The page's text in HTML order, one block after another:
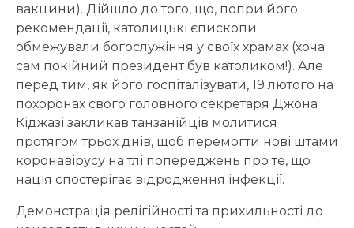
вакцини). Дійшло до того, що, попри його
рекомендації, католицькі єпископи
обмежували богослужіння у своїх храмах (хоча
сам покійний президент був католиком!). Але
перед тим, як його госпіталізувати, 19 лютого на
похоронах свого головного секретаря Джона
Кіджазі закликав танзанійців молитися
протягом трьох днів, щоб перемогти нові штами
коронавірусу на тлі попереджень про те, що
нація спостерігає відродження інфекції.
Демонстрація релігійності та прихильності до